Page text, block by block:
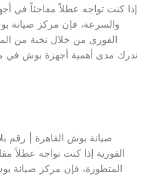
إذا كنت تواجه عطلاً مفاجئاً في
والسرعة، فإن مركز صيانة
الفوري من خلال نخبة من
ندرك مدى أهمية أجهزة بوش في
صيانة بوش القاهرة | رقم
الفورية إذا كنت تواجه عطلاً
المتطورة، فإن مركز صيانة